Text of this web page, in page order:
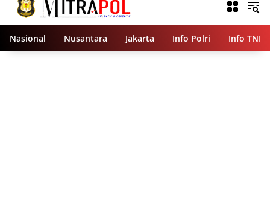
Nasional Nusantara Jakarta Info Polri Info TNI